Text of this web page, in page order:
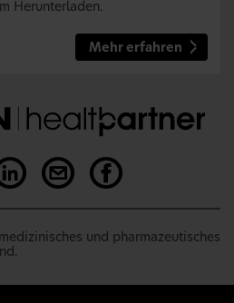
Herunterladen.
Mehr erfahren
und pharmazeutisches